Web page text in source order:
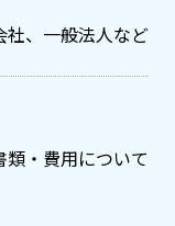
社、一般法人など
・費用について